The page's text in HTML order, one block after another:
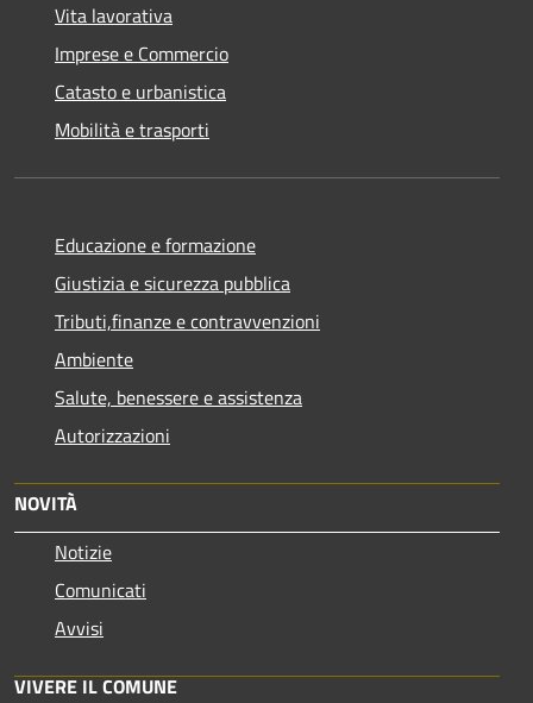
Vita lavorativa
Imprese e Commercio
Catasto e urbanistica
Mobilità e trasporti
Educazione e formazione
Giustizia e sicurezza pubblica
Tributi,finanze e contravvenzioni
Ambiente
Salute, benessere e assistenza
Autorizzazioni
NOVITÀ
Notizie
Comunicati
Avvisi
VIVERE IL COMUNE